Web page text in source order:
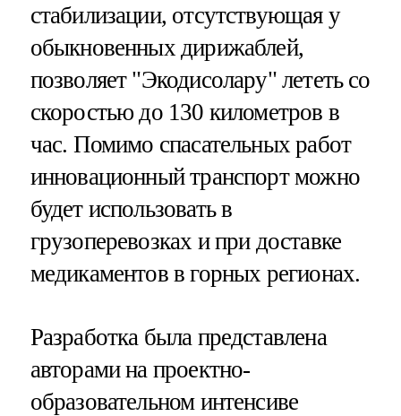
стабилизации, отсутствующая у
обыкновенных дирижаблей,
позволяет "Экодисолару" лететь со
скоростью до 130 километров в
час. Помимо спасательных работ
инновационный транспорт можно
будет использовать в
грузоперевозках и при доставке
медикаментов в горных регионах.
Разработка была представлена
авторами на проектно-
образовательном интенсиве